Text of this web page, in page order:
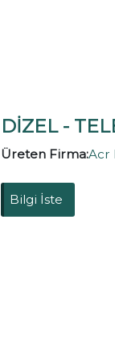
DİZEL -
Üreten Firma:Acr
Bilgi İste